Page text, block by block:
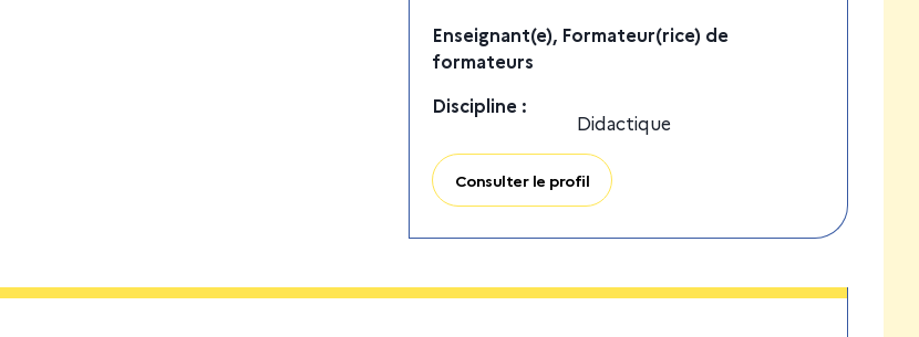
Enseignant(e), Formateur(rice) de
formateurs
Discipline :
Didactique
Consulter le profil